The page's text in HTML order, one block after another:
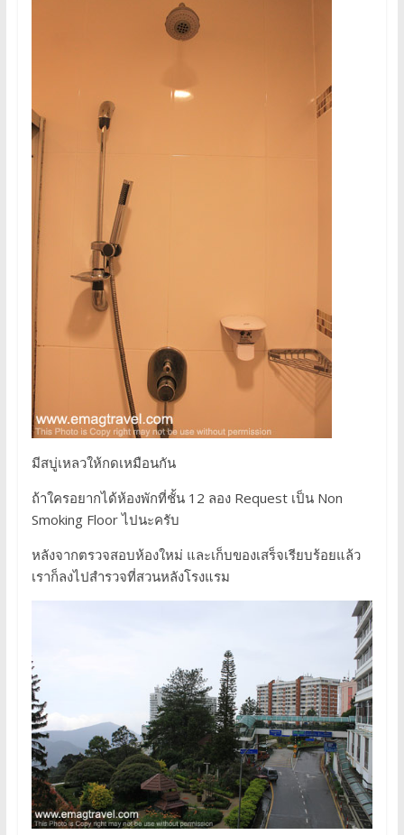
มีสบู่เหลวให้กดเหมือนกัน
ถ้าใครอยากได้ห้องพักที่ชั้น 12 ลอง Request เป็น Non
Smoking Floor ไปนะครับ
หลังจากตรวจสอบห้องใหม่ และเก็บของเสร็จเรียบร้อยแล้ว
เราก็ลงไปสำรวจที่สวนหลังโรงแรม